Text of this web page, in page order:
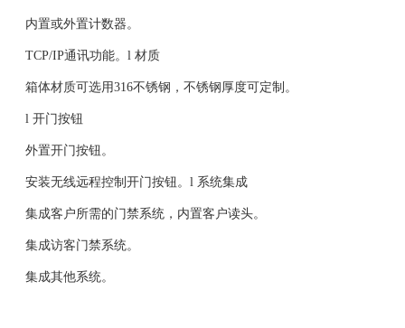
内置或外置计数器。
TCP/IP通讯功能。l 材质
箱体材质可选用316不锈钢，不锈钢厚度可定制。
l 开门按钮
外置开门按钮。
安装无线远程控制开门按钮。l 系统集成
集成客户所需的门禁系统，内置客户读头。
集成访客门禁系统。
集成其他系统。